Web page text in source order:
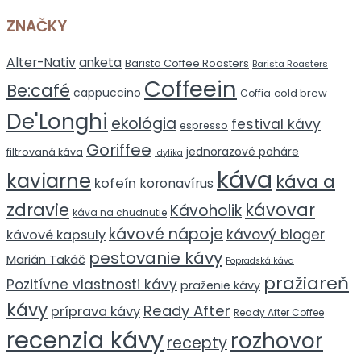
ZNAČKY
Alter-Nativanketa Barista Coffee Roasters Barista Roasters
Be:café cappuccino Coffeein Coffia cold brew
De'Longhi ekológia espresso festival kávy
filtrovaná káva Goriffee Idylika jednorazové poháre
kaviarne kofeín koronavírus káva káva a
zdravie káva na chudnutie Kávoholik kávovar
kávové kapsulykávové nápoje kávový bloger
Marián Takáč pestovanie kávy Popradská káva
Pozitívne vlastnosti kávy praženie kávy pražiareň
kávy príprava kávy Ready After Ready After Coffee
recenzia kávyrecepty rozhovor